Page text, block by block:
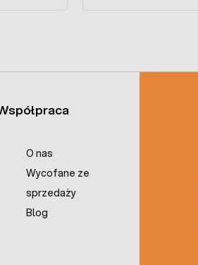
O nas
Wycofane ze
sprzedaży
Blog